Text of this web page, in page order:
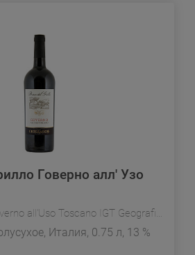
Говерно алл' Узо
Bosco del Grillo Governo all'Uso Toscano IGT Geografico
Италия, 0.75 л, 13 %